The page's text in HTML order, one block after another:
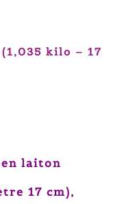
kilo – 17
laiton
17 cm),